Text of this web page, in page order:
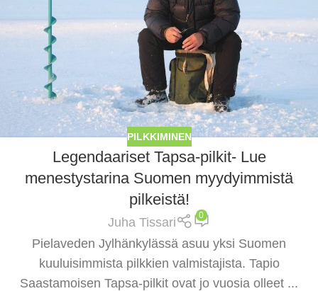
PILKKIMINEN
Legendaariset Tapsa-pilkit- Lue
menestystarina Suomen myydyimmistä
pilkeistä!
Juha Tissari 0
Pielaveden Jylhänkylässä asuu yksi Suomen
kuuluisimmista pilkkien valmistajista. Tapio
Saastamoisen Tapsa-pilkit ovat jo vuosia olleet ...